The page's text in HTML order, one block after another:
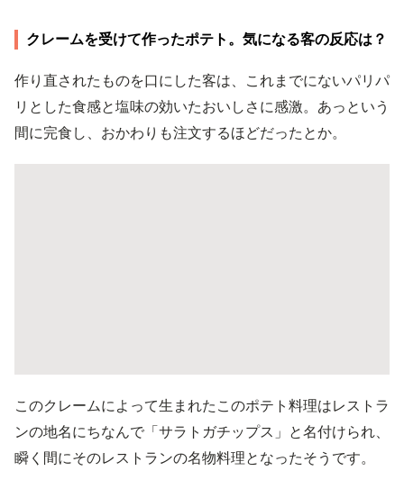
クレームを受けて作ったポテト。気になる客の反応は？
作り直されたものを口にした客は、これまでにないパリパ
リとした食感と塩味の効いたおいしさに感激。あっという
間に完食し、おかわりも注文するほどだったとか。
このクレームによって生まれたこのポテト料理はレストラ
ンの地名にちなんで「サラトガチップス」と名付けられ、
瞬く間にそのレストランの名物料理となったそうです。